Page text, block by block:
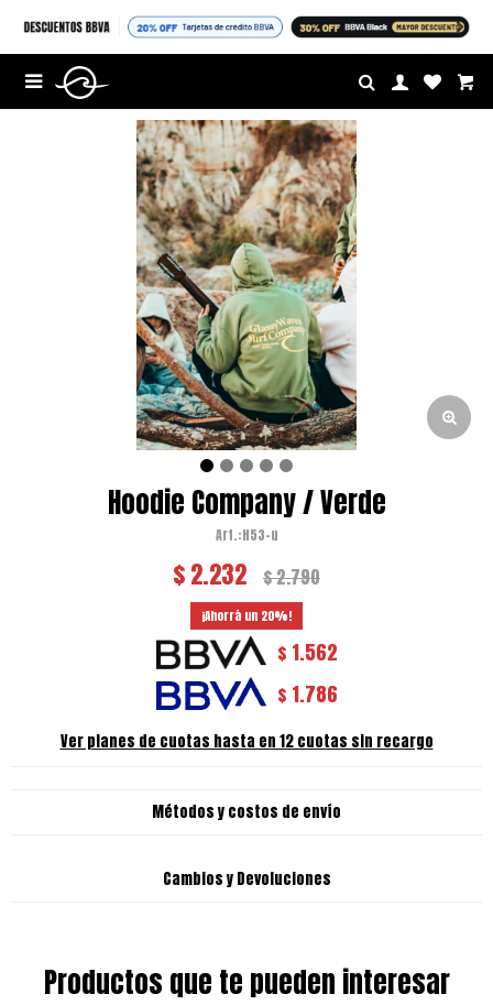


Hoodie Company / Verde
H53-u
$2.232 $2.790
20
$ 1.562
$ 1.786
Ver planes de cuotas hasta en 12 cuotas sin recargo
Métodos y costos de envío
Cambios y Devoluciones
Productos que te pueden interesar